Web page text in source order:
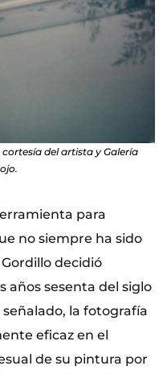
del artista y Galería
para
no siempre ha sido
decidió
años sesenta del siglo
la fotografía
eficaz en el
de su pintura por